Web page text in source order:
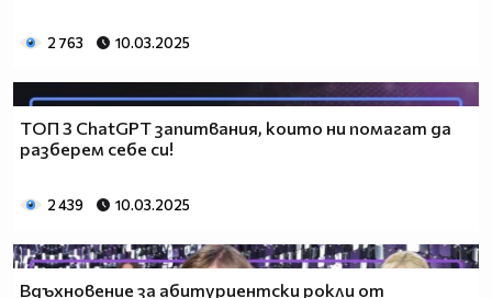
2 763 10.03.2025
ТОП 3 ChatGPT запитвания, които ни помагат да
разберем себе си!
2 439 10.03.2025
Вдъхновение за абитуриентски рокли от